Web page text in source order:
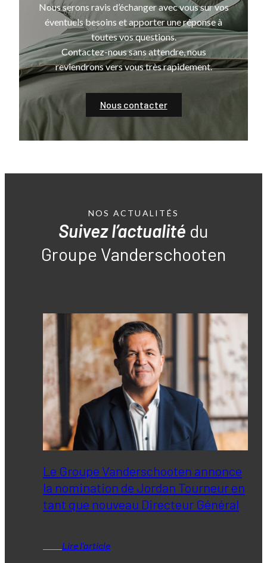
Nous serons ravis d’échanger avec vous sur vos
éventuels besoins et apporter une réponse à
toutes vos questions.
Contactez-nous sans attendre, nous
reviendrons vers vous très rapidement.
Nous contacter
NOS ACTUALITÉS
Suivez l’actualité du
Groupe Vanderschooten
Le Groupe Vanderschooten annonce
la nomination de Jordan Tourneur en
tant que nouveau Directeur Général
Lire l’article